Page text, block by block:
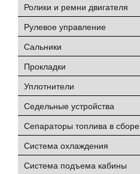
Ролики и ремни двигателя
Рулевое управление
Сальники
Прокладки
Уплотнители
Седельные устройства
Сепараторы топлива в сборе
Система охлаждения
Система подъема кабины